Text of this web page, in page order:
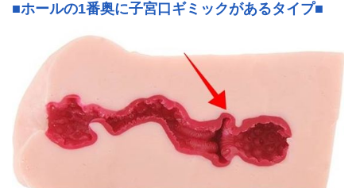
■ホールの1番奥に子宮口ギミックがあるタイプ■